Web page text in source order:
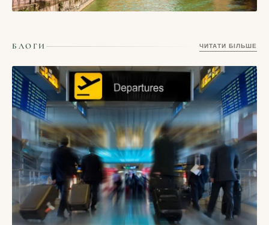
Ансі, Франція — альпійське місто каналів, прозорого озера
17/05/2026
БЛОГИ ЧИТАТИ БІЛЬШЕ